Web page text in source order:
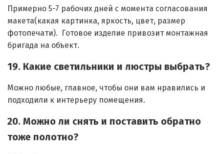
Примерно 5-7 рабочих дней с момента согласования
макета(какая картинка, яркость, цвет, размер
фотопечати). Готовое изделие привозит монтажная
бригада на объект.
19. Какие светильники и люстры выбрать?
Можно любые, главное, чтобы они вам нравились и
подходили к интерьеру помещения.
20. Можно ли снять и поставить обратно
тоже полотно?